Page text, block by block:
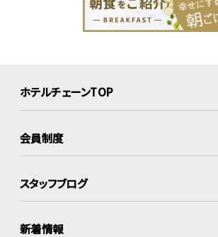
ホテルチェーンTOP
会員制度
スタッフブログ
新着情報